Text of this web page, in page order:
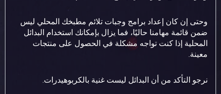
وحتى إن كان إعداد برامج وجبات تلائم مطبخك المحلي ليس
ضمن قائمة مهامنا حاليًا، فما يزال بإمكانك استخدام البدائل
المحلية إذا كنت تواجه مشكلة في الحصول على منتجات
معينة.
نرجو التأكد من أن البدائل ليست غنية بالكربوهيدرات.